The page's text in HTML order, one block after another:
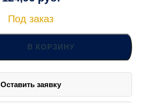
Под заказ
В КОРЗИНУ
Оставить заявку